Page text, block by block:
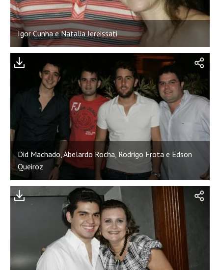
Igor Cunha e Natalia Jereissati
Did Machado, Abelardo Rocha, Rodrigo Frota e Edson
Queiroz